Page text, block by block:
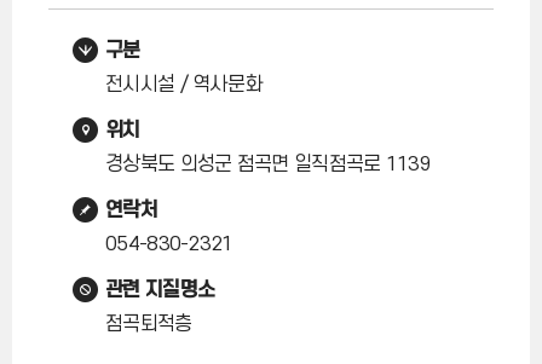
구분
전시시설 / 역사문화
위치
경상북도 의성군 점곡면 일직점곡로 1139
연락처
054-830-2321
관련 지질명소
점곡퇴적층